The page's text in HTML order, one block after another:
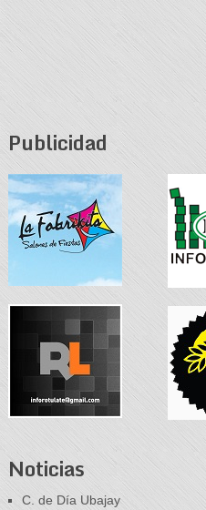
Publicidad
Noticias
C. de Día Ubajay